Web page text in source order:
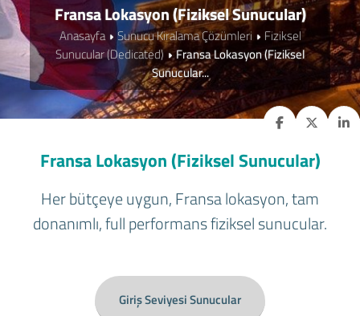
Fransa Lokasyon (Fiziksel Sunucular)
Anasayfa Sunucu Kiralama Çözümleri
Fiziksel
Sunucular (Dedicated)
Fransa Lokasyon (Fiziksel
Sunucular...
Fransa Lokasyon (Fiziksel Sunucular)
Her bütçeye uygun, Fransa lokasyon, tam
donanımlı, full performans fiziksel sunucular.
Giriş Seviyesi Sunucular